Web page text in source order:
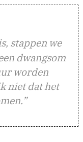
stappen we
dwangsom
worden
niet dat het